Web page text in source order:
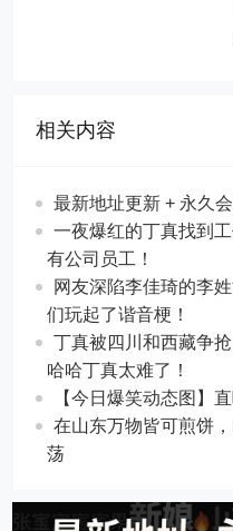
相关内容
最新地址更新 + 永久
一夜爆红的丁真找到
有公司员工！
网友深陷李佳琦的李
们玩起了谐音梗！
丁真被四川和西藏争
哈哈丁真太难了！
【今日爆笑动态图​】
在山东万物皆可煎饼
荡